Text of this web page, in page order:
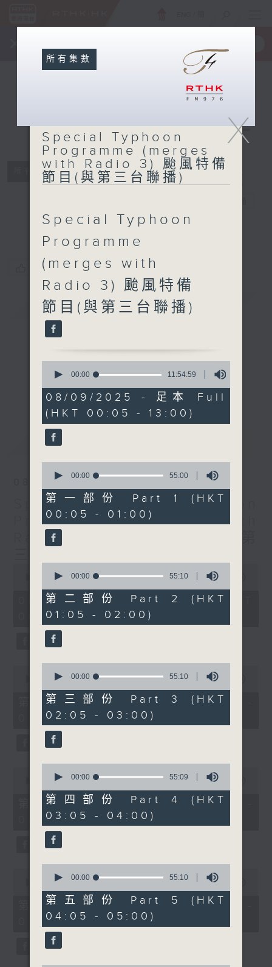
一手掌握 RTHK 電台、電視節目
所有集數
Typhoon
Programme
(merges with
Radio 3) 颱風
特備節目(與第
您喜歡這個節目嗎?
簡介 GIST
最新
08/09/2025
Special Typhoon
Programme (merges with
Radio 3) 颱風特備節目(與第
seconds
hours,
minutes,
seconds
00:00 11:54:59
08/09/2025 - 足本 Full (HKT
00:05 - 13:00)
seconds
seconds
00:00 55:00
第一部份 Part 1 (HKT 00:05 -
01:00)
seconds
minutes,
seconds
00:00 55:10
第二部份 Part 2 (HKT 01:05 -
02:00)
seconds
minutes,
seconds
00:00 55:10
第三部份 Part 3 (HKT 02:05 -
03:00)
X
所有集數
Special Typhoon
Programme (merges
with Radio 3) 颱風特備
節目(與第三台聯播)
Special Typhoon
Programme
(merges with
Radio 3) 颱風特備
節目(與第三台聯播)
seconds
11
hours,
54
minutes,
59
seconds
00:00 11:54:59
08/09/2025 - 足本 Full
(HKT 00:05 - 13:00)
seconds
55
minutes,
0
seconds
00:00 55:00
第一部份 Part 1 (HKT
00:05 - 01:00)
seconds
55
minutes,
10
seconds
00:00 55:10
第二部份 Part 2 (HKT
01:05 - 02:00)
seconds
55
minutes,
10
seconds
00:00 55:10
第三部份 Part 3 (HKT
02:05 - 03:00)
seconds
55
minutes,
9
seconds
00:00 55:09
第四部份 Part 4 (HKT
03:05 - 04:00)
seconds
55
minutes,
10
seconds
00:00 55:10
第五部份 Part 5 (HKT
04:05 - 05:00)